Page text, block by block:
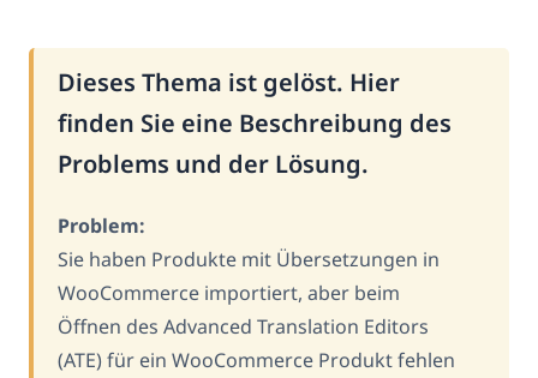
Dieses Thema ist gelöst. Hier
finden Sie eine Beschreibung des
Problems und der Lösung.
Problem:
Sie haben Produkte mit Übersetzungen in
WooCommerce importiert, aber beim
Öffnen des Advanced Translation Editors
(ATE) für ein WooCommerce Produkt fehlen